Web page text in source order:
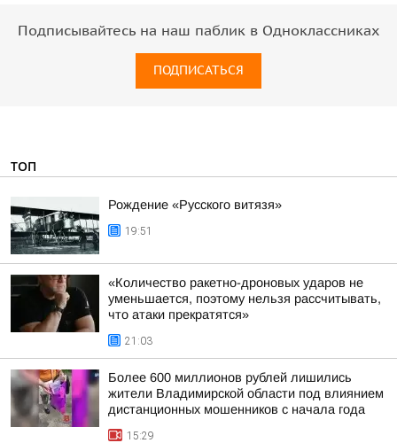
Подписывайтесь на наш паблик в Одноклассниках
ПОДПИСАТЬСЯ
ТОП
Рождение «Русского витязя»
19:51
«Количество ракетно-дроновых ударов не
уменьшается, поэтому нельзя рассчитывать,
что атаки прекратятся»
21:03
Более 600 миллионов рублей лишились
жители Владимирской области под влиянием
дистанционных мошенников с начала года
15:29